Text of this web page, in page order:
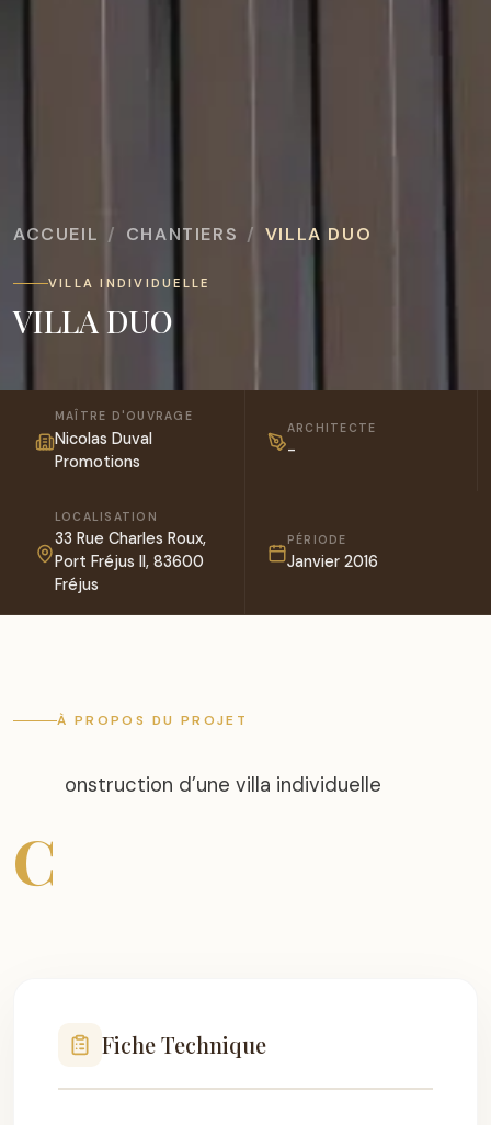
ACCUEIL CHANTIERS VILLA DUO
VILLA INDIVIDUELLE
VILLA DUO
MAÎTRE D'OUVRAGE
Nicolas Duval
Promotions
ARCHITECTE
-
LOCALISATION
33 Rue Charles Roux,
Port Fréjus II, 83600
Fréjus
PÉRIODE
Janvier 2016
À PROPOS DU PROJET
C
onstruction d’une villa individuelle
Fiche Technique